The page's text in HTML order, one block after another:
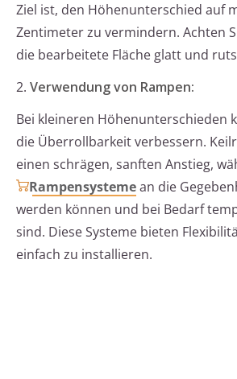
Ziel ist, den Höhenunterschied auf
Zentimeter zu vermindern. Achten
die bearbeitete Fläche glatt und
2. Verwendung von Rampen:
Bei kleineren Höhenunterschieden
die Überrollbarkeit verbessern.
einen schrägen, sanften Anstieg,
Rampensystemean die
werden können und bei Bedarf
sind. Diese Systeme bieten
einfach zu installieren.